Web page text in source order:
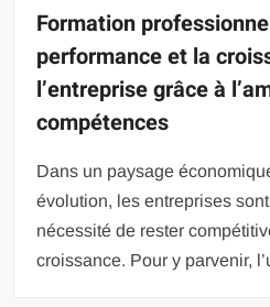
Formation
performance et la
l’entreprise grâce à
compétences
Dans un paysage
évolution, les entreprises
nécessité de rester
croissance. Pour y parvenir,